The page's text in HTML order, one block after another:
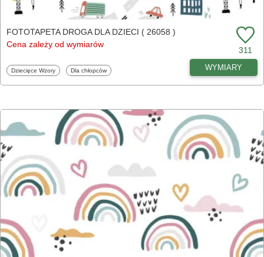
FOTOTAPETA DROGA DLA DZIECI ( 26058 )
Cena zależy od wymiarów
311
Fototapety
Dziecięce Wzory Fototapety
Dla chłopców WYMIARY